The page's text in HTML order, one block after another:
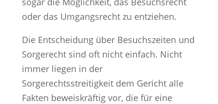
oder das Umgangsrecht zu entziehen.
Die Entscheidung über Besuchszeiten und
Sorgerecht sind oft nicht einfach. Nicht
immer liegen in der
Sorgerechtsstreitigkeit dem Gericht alle
Fakten beweiskräftig vor, die für eine